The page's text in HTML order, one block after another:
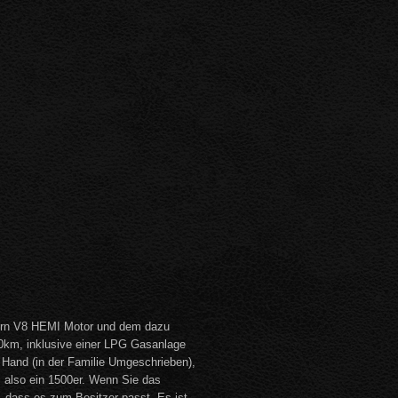
V8 HEMI Motor und dem dazu
inklusive einer LPG Gasanlage
(in der Familie Umgeschrieben),
ein 1500er. Wenn Sie das